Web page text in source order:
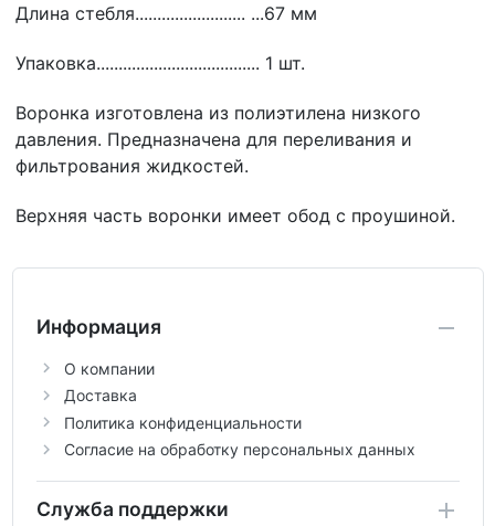
Длина стебля......................... ...67 мм
Упаковка..................................... 1 шт.
Воронка изготовлена из полиэтилена низкого
давления. Предназначена для переливания и
фильтрования жидкостей.
Верхняя часть воронки имеет обод с проушиной.
Информация
О компании
Доставка
Политика конфиденциальности
Согласие на обработку персональных данных
Служба поддержки